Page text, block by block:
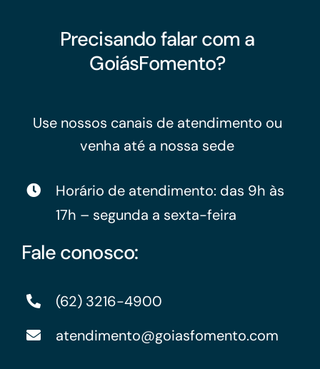
Precisando falar com a
GoiásFomento?
Use nossos canais de atendimento ou
venha até a nossa sede
Horário de atendimento: das 9h às
17h – segunda a sexta-feira
Fale conosco:
(62) 3216-4900
atendimento@goiasfomento.com